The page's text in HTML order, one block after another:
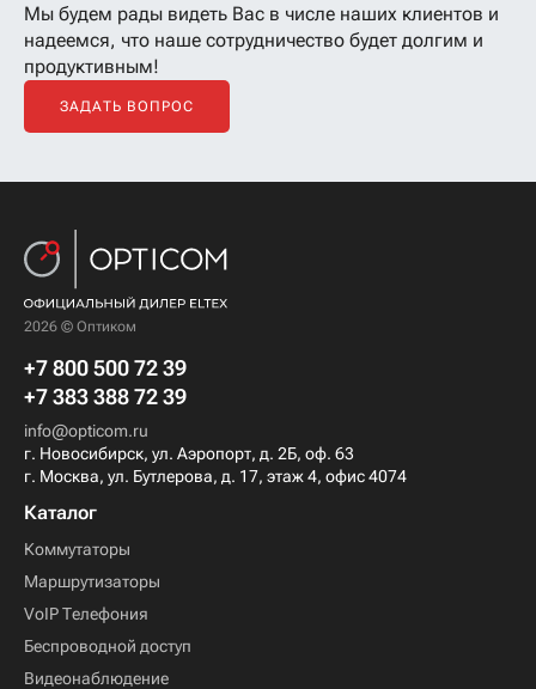
Мы будем рады видеть Вас в числе наших клиентов и
надеемся, что наше сотрудничество будет долгим и
продуктивным!
ЗАДАТЬ ВОПРОС
2026 © Оптиком
+7 800 500 72 39
+7 383 388 72 39
info@opticom.ru
г. Новосибирск, ул. Аэропорт, д. 2Б, оф. 63
г. Москва, ул. Бутлерова, д. 17, этаж 4, офис 4074
Каталог
Коммутаторы
Маршрутизаторы
VoIP Телефония
Беспроводной доступ
Видеонаблюдение